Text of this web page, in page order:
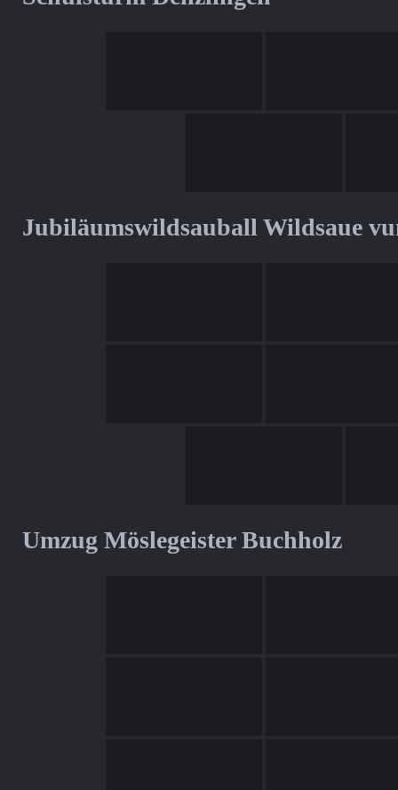
Jubiläumswildsauball Wildsaue
Umzug Möslegeister Buchholz